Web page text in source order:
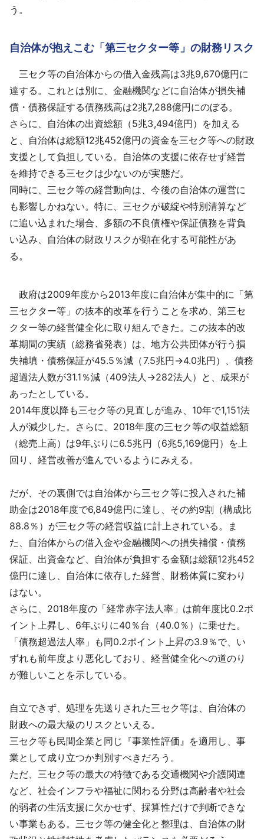
う。
自治体が抱えこむ「第三セクター等」の財務リスク
三セク等の自治体からの借入金残高は3兆9,670億円に
達する。これとは別に、金融機関などに自治体が損失補
償・債務保証する債務残高は2兆7,288億円にのぼる。
さらに、自治体の出資総額（5兆3,494億円）を加える
と、自治体は総額12兆452億円の資金を三セク等への財政
支援として負担している。自治体の支援に依存せず経営
を維持できる三セクは少ないのが実態だ。
同時に、三セク等の経営動向は、今後の自治体の運営に
も影響しかねない。特に、三セクが破綻や特別清算など
に追い込まれた場合、多額の不良債権や保証債務を背負
い込み、自治体の財政リスクが顕在化する可能性があ
る。
政府は2009年度から2013年度に自治体が集中的に「第
三セクター等」の抜本的改革を行うことを求め、第三セ
クター等の経営健全化に取り組んできた。この抜本的改
革期間の実績（総務省発表）は、地方公共団体が行う損
失補填・債務保証が45.5％減（7.5兆円→4.0兆円）、債務
超過法人数が31.1％減（409法人→282法人）と、成果が
あったとしている。
2014年度以降も三セク等の見直しが進み、10年で1,151法
人が減少した。さらに、2018年度の三セク等の収益総額
（総売上高）は9年ぶりに6.5兆円（6兆5,169億円）を上
回り、経営改善が進んでいるようにみえる。
だが、その裏側では自治体から三セク等に投入された補
助金は2018年度で6,849億円に達し、その約9割（構成比
88.8％）が三セク等の経営収益に計上されている。ま
た、自治体からの借入金や金融機関への損失補償・債務
保証、出資金など、自治体が負担する金額は総額12兆452
億円に達し、自治体に依存した経営、財務体質に変わり
はない。
さらに、2018年度の「経常赤字法人率」は前年度比0.2ポ
イント上昇し、6年ぶりに40％台（40.0％）に乗せた。
「債務超過法人率」も同0.2ポイント上昇の3.9％で、い
ずれも前年度より悪化しており、経営健全化への道のり
が難しいことを示している。
自立できず、処理を先送りされた三セク等は、自治体の
財政への最大級のリスクといえる。
三セク等も民間企業と同じ『事業性評価』を適用し、事
業として成り立つか判別すべきだろう。
ただ、三セク等の最大の特徴である交通機関や介護関連
など、社会インフラや福祉に関わる分野は高齢者や社会
的弱者の生活支援に欠かせず、採算性だけで判断できな
い事業もある。三セク等の健全化と整理は、自治体の財